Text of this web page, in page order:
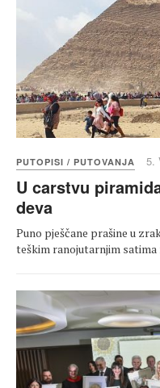
PUTOPISI / PUTOVANJA 5.
U carstvu
deva
Puno pješčane prašine u
teškim ranojutarnjim